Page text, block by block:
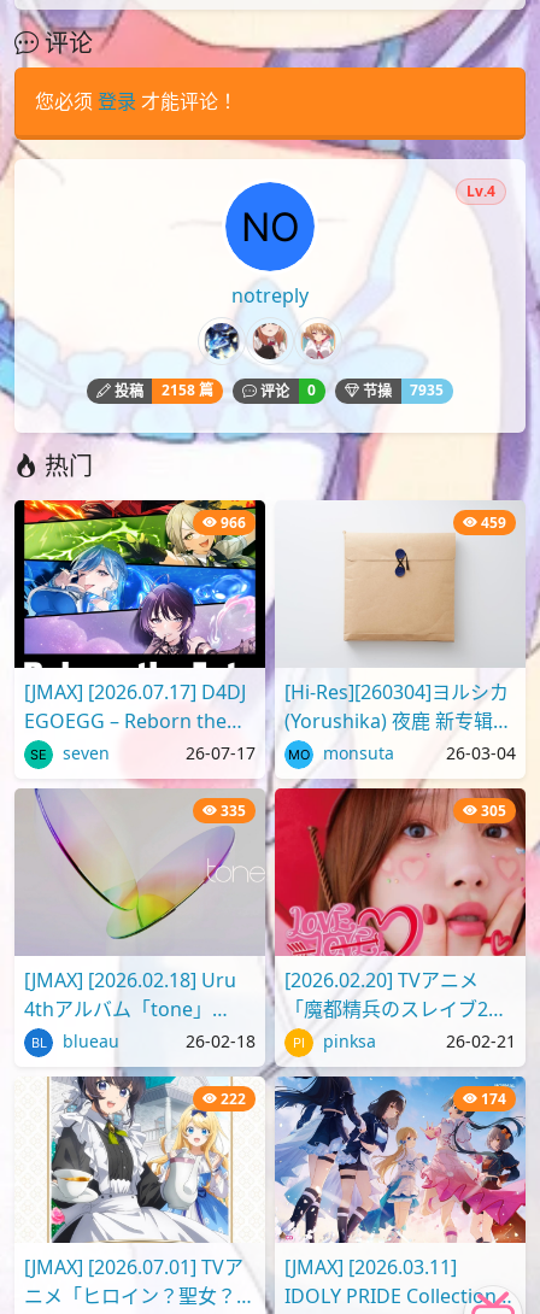
评论
您必须 登录 才能评论！
notreply
Lv.4
投稿 2158 篇 评论 0 节操 7935
热门
966
[JMAX] [2026.07.17] D4DJ
EGOEGG – Reborn the
Fate [FLAC]
seven 26-07-17
459
[Hi-Res][260304]ヨルシカ
(Yorushika) 夜鹿 新专辑
Digital Album「二人称」
[96kHz/24bit][FLAC]
monsuta 26-03-04
335
[JMAX] [2026.02.18] Uru
4thアルバム「tone」
[FLAC 96kHz/24bit]
blueau 26-02-18
305
[2026.02.20] TVアニメ
「魔都精兵のスレイブ2」
ED2 テーマ「LOVE LOVE
ビーム」／内田真礼 [FLAC
96kHz/2..
pinksa 26-02-21
222
[JMAX] [2026.07.01] TVア
ニメ「ヒロイン？聖女？い
174
[JMAX] [2026.03.11]
IDOLY PRIDE Collection